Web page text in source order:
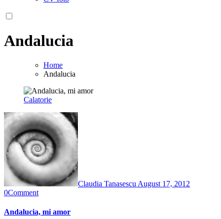
Andalucia
Home
Andalucia
Calatorie
Claudia Tanasescu August 17, 2012
0Comment
Andalucia, mi amor